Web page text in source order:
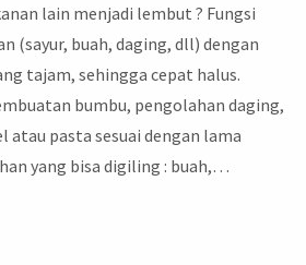
lain menjadi lembut ? Fungsi
(sayur, buah, daging, dll) dengan
tajam, sehingga cepat halus.
bumbu, pengolahan daging,
atau pasta sesuai dengan lama
yang bisa digiling : buah,…